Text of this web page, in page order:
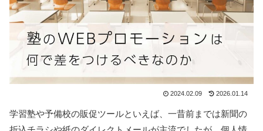
2024.02.09 2026.01.14
学習塾や予備校の販促ツールといえば、一昔前までは新聞の